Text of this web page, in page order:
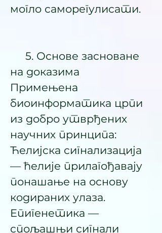
могло саморегулисати.
5. Основе засноване
на доказима
Примењена
биоинформатика црпи
из добро утврђених
научних принципа:
Ћелијска сигнализација
— ћелије прилагођавају
понашање на основу
кодираних улаза.
Епигенетика —
спољашњи сигнали